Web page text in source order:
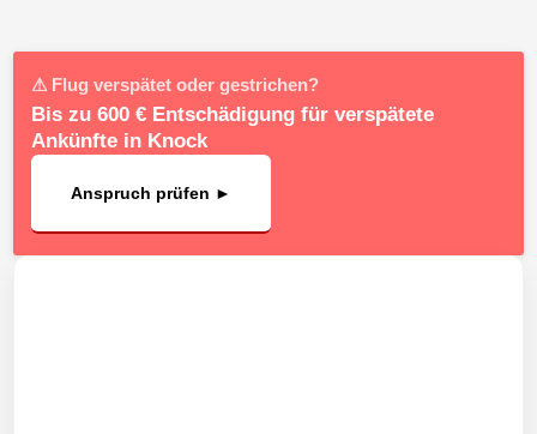
⚠ Flug verspätet oder gestrichen?
Bis zu 600 € Entschädigung für verspätete
Ankünfte in Knock
Anspruch prüfen ►